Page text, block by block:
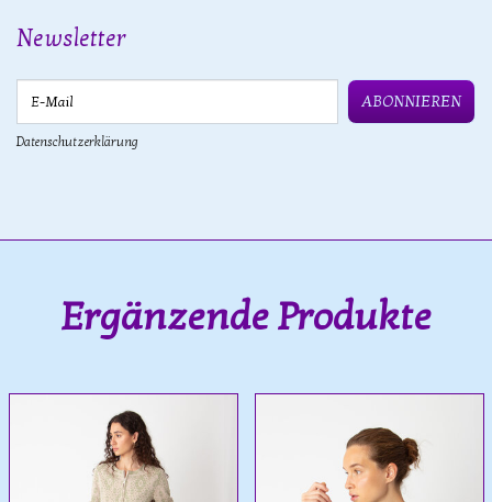
Newsletter
ABONNIEREN
Datenschutzerklärung
Ergänzende Produkte